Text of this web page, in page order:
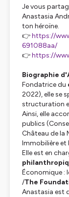
Je vous
Anastasia
ton héroïne.
👉https://
691088aa/
👉https://
Biographie
Fondatrice du
2022), elle se
structuration
Ainsi, elle
publics
Château de la
Immobilière et
Elle est en
Économique :
/The
Anastasia est